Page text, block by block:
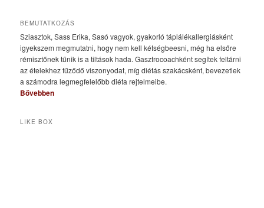
BEMUTATKOZÁS
Sziasztok, Sass Erika, Sasó vagyok, gyakorló táplálékallergiásként
igyekszem megmutatni, hogy nem kell kétségbeesni, még ha elsőre
rémisztőnek tűnik is a tiltások hada. Gasztrocoachként segítek feltárni
az ételekhez fűződő viszonyodat, míg diétás szakácsként, bevezetlek
a számodra legmegfelelőbb diéta rejtelmeibe.
Bővebben
LIKE BOX